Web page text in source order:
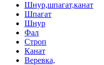
Шнур,шпагат,канат
Шпагат
Шнур
Фал
Строп
Канат
Веревка,